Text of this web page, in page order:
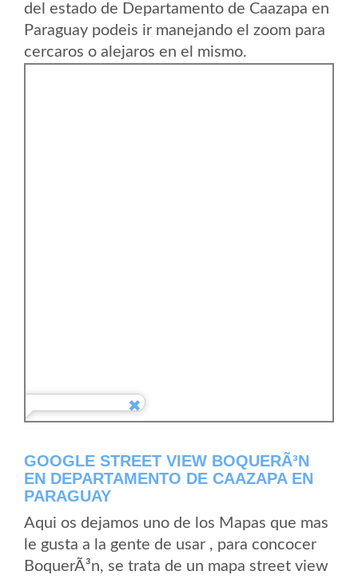
del estado de Departamento de Caazapa en
Paraguay podeis ir manejando el zoom para
cercaros o alejaros en el mismo.
GOOGLE STREET VIEW BOQUERÃ³N
EN DEPARTAMENTO DE CAAZAPA EN
PARAGUAY
Aqui os dejamos uno de los Mapas que mas
le gusta a la gente de usar , para concocer
BoquerÃ³n, se trata de un mapa street view